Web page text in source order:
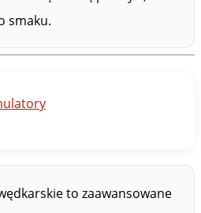
smaku.
to zaawansowane